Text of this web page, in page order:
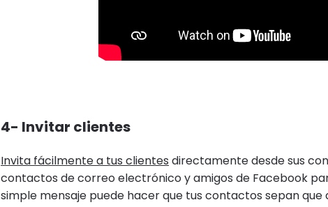
4- Invitar clientes
Invita fácilmente a tus clientes directamente desde sus
contactos de correo electrónico y amigos de Facebook
simple mensaje puede hacer que tus contactos sepan que